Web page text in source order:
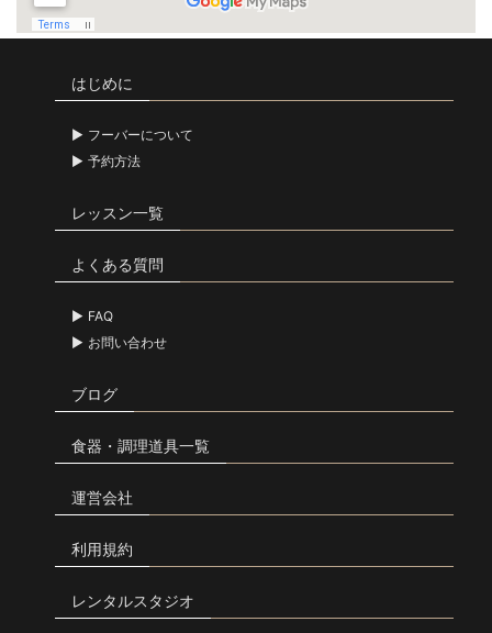
はじめに
フーバーについて
予約方法
レッスン一覧
よくある質問
FAQ
お問い合わせ
ブログ
食器・調理道具一覧
運営会社
利用規約
レンタルスタジオ